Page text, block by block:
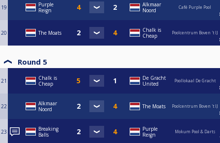
19
Purple
Reign
Alkmaar
Noord
Café Purple Pool
20 The Moats
Chalk is
Cheap
Poolcentrum Boven 't IJ
Round 5
21
Chalk is
Cheap
De Gracht
United
Poollokaal De Gracht
22
Alkmaar
Noord
The Moats Poolcentrum Boven 't IJ
23
Breaking
Balls
Purple
Reign
Mokum Pool & Darts